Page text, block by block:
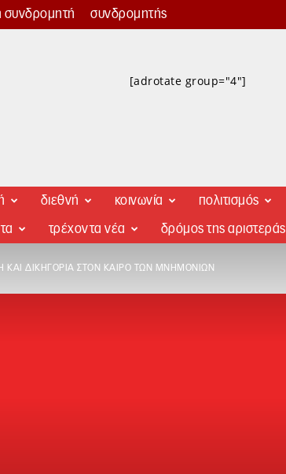
συνδρομητή συνδρομητής
[adrotate group="4"]
διεθνή κοινωνία πολιτισμός
τρέχοντα νέα δρόμος της αριστεράς
ΚΑΙ ΔΙΚΗΓΟΡΊΑ ΣΤOΝ ΚΑΙΡΌ ΤΩΝ ΜΝΗΜΟΝΊΩΝ